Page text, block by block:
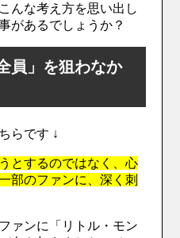
んな考え方を思い出し
があるでしょうか？
員」を狙わなか
らです ↓
とするのではなく、心
部のファンに、深く刺
ァンに「リトル・モン